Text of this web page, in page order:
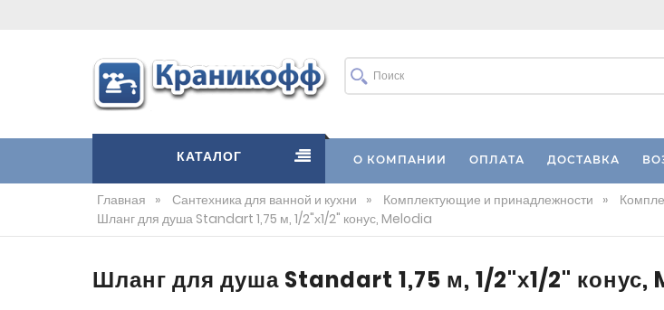
КАТАЛОГ О КОМПАНИИ ОПЛАТА ДОСТАВКА
Главная » Сантехника для ванной и кухни » Комплектующие и принадлежности »
Шланг для душа Standart 1,75 м, 1/2"х1/2" конус, Melodia
Шланг для душа Standart 1,75 м, 1/2"х1/2" конус,